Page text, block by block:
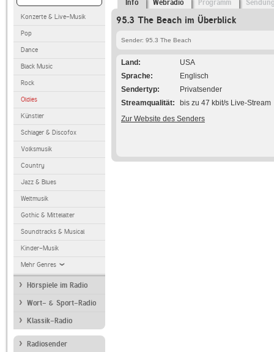
Konzerte & Live-Musik
Pop
Dance
Black Music
Rock
Oldies
Künstler
Schlager & Discofox
Volksmusik
Country
Jazz & Blues
Weltmusik
Gothic & Mittelalter
Soundtracks & Musical
Kinder-Musik
Mehr Genres
Hörspiele im Radio
Wort- & Sport-Radio
Klassik-Radio
Radiosender
Info Webradio Programm
95.3 The Beach im Überblick
Sender: 95.3 The Beach
Land
USA
Sprache
Englisch
Sendertyp
Privatsender
Streamqualität
bis zu 47 kbit/s Live-Stream
Zur Website des Senders